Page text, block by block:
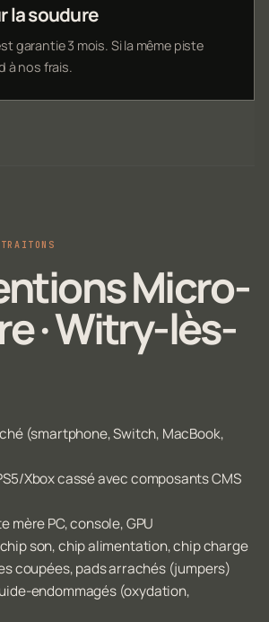
la soudure
garantie 3 mois. Si la même piste
à nos frais.
Micro-
· Witry-lès-
(smartphone, Switch, MacBook,
Xbox cassé avec composants CMS
mère PC, console, GPU
son, chip alimentation, chip charge
coupées, pads arrachés (jumpers)
endommagés (oxydation,